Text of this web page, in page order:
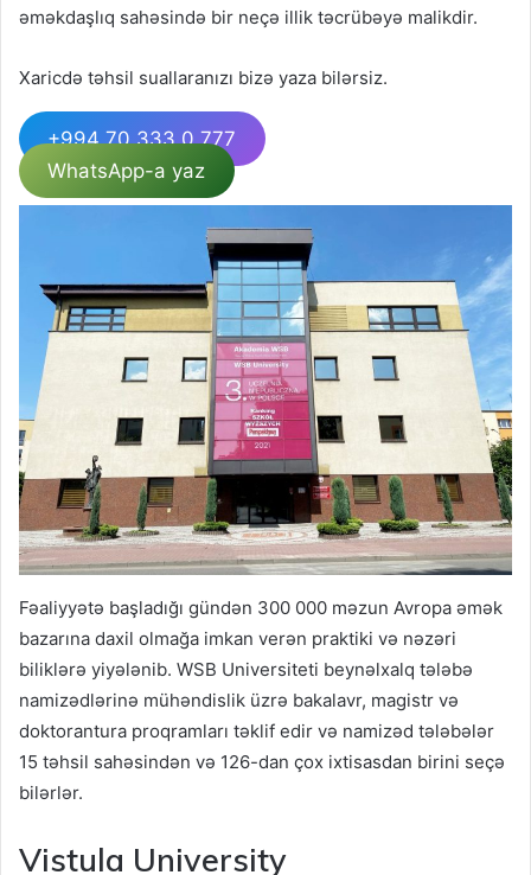
əməkdaşlıq sahəsində bir neçə illik təcrübəyə malikdir.
Xaricdə təhsil suallaranızı bizə yaza bilərsiz.
+994 70 333 0 777
WhatsApp-a yaz
Fəaliyyətə başladığı gündən 300 000 məzun Avropa əmək
bazarına daxil olmağa imkan verən praktiki və nəzəri
biliklərə yiyələnib. WSB Universiteti beynəlxalq tələbə
namizədlərinə mühəndislik üzrə bakalavr, magistr və
doktorantura proqramları təklif edir və namizəd tələbələr
15 təhsil sahəsindən və 126-dan çox ixtisasdan birini seçə
bilərlər.
Vistula University